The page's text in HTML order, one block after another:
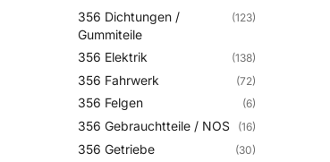
356 Dichtungen /
Gummiteile
(123)
356 Elektrik (138)
356 Fahrwerk (72)
356 Felgen (6)
356 Gebrauchtteile / NOS (16)
356 Getriebe (30)